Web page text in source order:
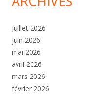
juillet 2026
juin 2026
mai 2026
avril 2026
mars 2026
février 2026